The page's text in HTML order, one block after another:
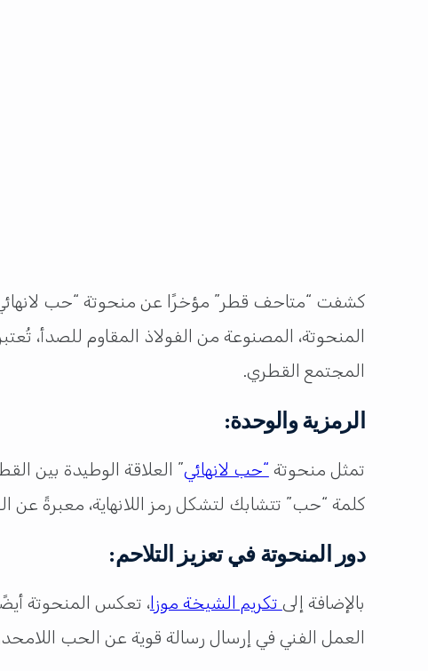
كشفت “متاحف قطر” مؤخرًا عن منحوتة “حب
المجتمع القطري.
الرمزية والوحدة:
تمثل منحوتة “حب لانهائي” العلاقة الوطيدة بين
كلمة “حب” تتشابك لتشكل رمز اللانهاية، معبرةً
دور المنحوتة في تعزيز التلاحم:
بالإضافة إلى تكريم الشيخة موزا، تعكس المنحوتة
العمل الفني في إرسال رسالة قوية عن الحب